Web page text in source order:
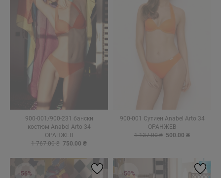
900-001/900-231 бански
костюм Anabel Arto 34
ОРАНЖЕВ
1 767.00 ₴ 750.00 ₴
900-001 Сутиен Anabel Arto 34
ОРАНЖЕВ
1 137.00 ₴ 500.00 ₴
-56% -50%